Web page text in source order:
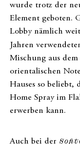
wurde trotz der
Element geboten.
Lobby nämlich
Jahren
Mischung aus
orientalischen
Hauses so beliebt,
Home Spray im
erwerben kann.
Auch bei der